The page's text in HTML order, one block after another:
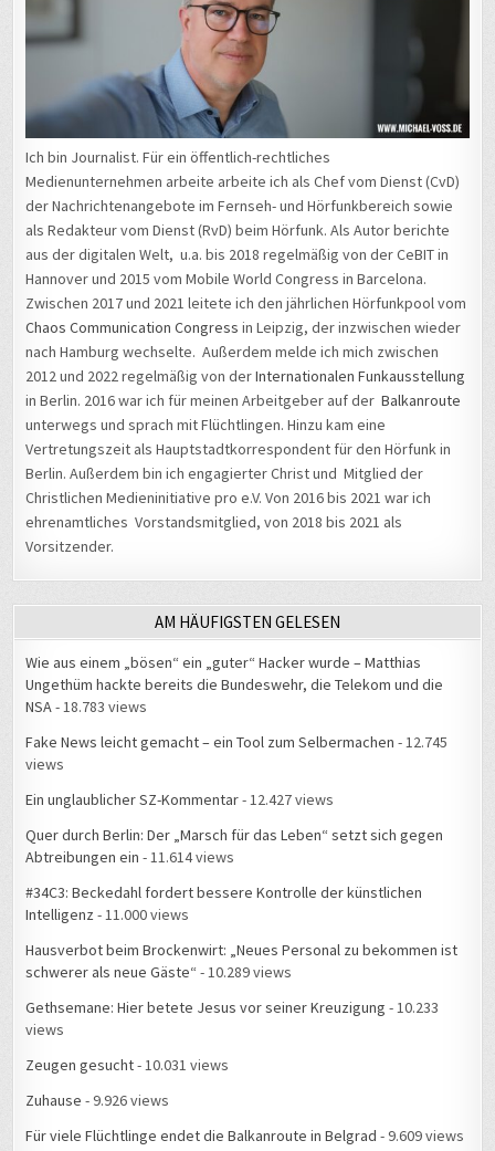
Ich bin Journalist. Für ein öffentlich-rechtliches
Medienunternehmen arbeite arbeite ich als Chef vom Dienst (CvD)
der Nachrichtenangebote im Fernseh- und Hörfunkbereich sowie
als Redakteur vom Dienst (RvD) beim Hörfunk. Als Autor berichte
aus der digitalen Welt, u.a. bis 2018 regelmäßig von der CeBIT in
Hannover und 2015 vom Mobile World Congress in Barcelona.
Zwischen 2017 und 2021 leitete ich den jährlichen Hörfunkpool vom
Chaos Communication Congress in Leipzig, der inzwischen wieder
nach Hamburg wechselte. Außerdem melde ich mich zwischen
2012 und 2022 regelmäßig von derInternationalen Funkausstellung
in Berlin. 2016 war ich für meinen Arbeitgeber auf derBalkanroute
unterwegs und sprach mit Flüchtlingen. Hinzu kam eine
Vertretungszeit als Hauptstadtkorrespondent für den Hörfunk in
Berlin. Außerdem bin ich engagierter Christ und Mitglied der
Christlichen Medieninitiative pro e.V. Von 2016 bis 2021 war ich
ehrenamtliches Vorstandsmitglied, von 2018 bis 2021 als
Vorsitzender.
AM HÄUFIGSTEN GELESEN
Wie aus einem „bösen“ ein „guter“ Hacker wurde – Matthias
Ungethüm hackte bereits die Bundeswehr, die Telekom und die
NSA- 18.783 views
Fake News leicht gemacht – ein Tool zum Selbermachen - 12.745
views
Ein unglaublicher SZ-Kommentar- 12.427 views
Quer durch Berlin: Der „Marsch für das Leben“ setzt sich gegen
Abtreibungen ein - 11.614 views
#34C3: Beckedahl fordert bessere Kontrolle der künstlichen
Intelligenz - 11.000 views
Hausverbot beim Brockenwirt: „Neues Personal zu bekommen ist
schwerer als neue Gäste“ - 10.289 views
Gethsemane: Hier betete Jesus vor seiner Kreuzigung - 10.233
views
Zeugen gesucht- 10.031 views
Zuhause - 9.926 views
Für viele Flüchtlinge endet die Balkanroute in Belgrad - 9.609 views